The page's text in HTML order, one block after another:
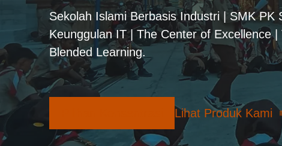
Sekolah Islami Berbasis Industri | SMK PK
Keunggulan IT | The Center of Excellence |
Blended Learning.
Lihat Produk Kami